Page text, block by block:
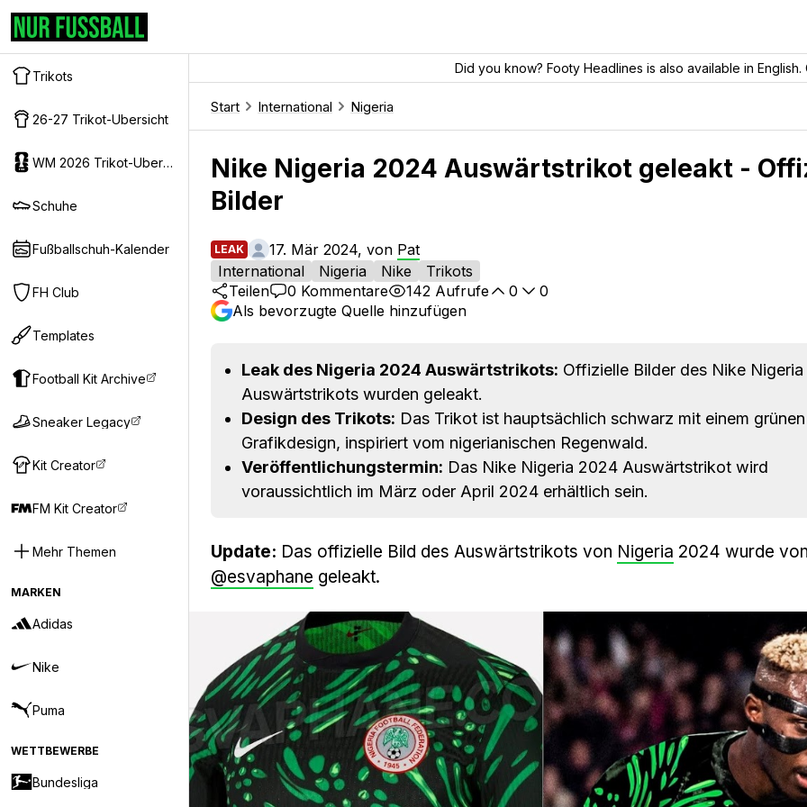
Trikots
26-27 Trikot-Ubersicht
WM 2026 Trikot-Ubersicht
Schuhe
Fußballschuh-Kalender
FH Club
Templates
Football Kit Archive
Sneaker Legacy
Kit Creator
FM Kit Creator
Mehr Themen
MARKEN
Adidas
Nike
Puma
WETTBEWERBE
Bundesliga
Did you know? Footy Headlines is also available in
Start International Nigeria
Nike Nigeria 2024 Auswärtstrikot geleakt -
Bilder
LEAK 17. Mär 2024, von Pat
International
Nigeria Nike
Trikots
Teilen
0 Kommentare 142 Aufrufe 0
0
Als bevorzugte Quelle hinzufügen
Leak des Nigeria 2024 Auswärtstrikots: Offizielle Bilder des Nike
Auswärtstrikots wurden geleakt.
Design des Trikots: Das Trikot ist hauptsächlich schwarz mit einem grünen
Grafikdesign, inspiriert vom nigerianischen Regenwald.
Veröffentlichungstermin: Das Nike Nigeria 2024 Auswärtstrikot wird
voraussichtlich im März oder April 2024 erhältlich sein.
Update: Das offizielle Bild des Auswärtstrikots von Nigeria 2024 wurde
@esvaphane geleakt.